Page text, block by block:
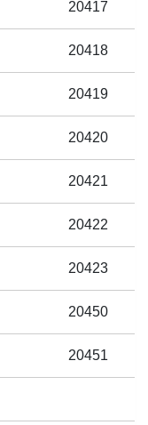
20417
20418
20419
20420
20421
20422
20423
20450
20451